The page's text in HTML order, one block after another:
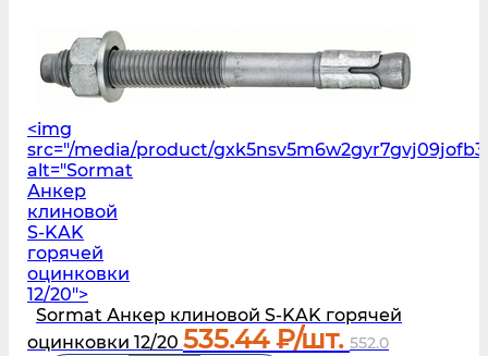
<img
src="/media/product/
alt="Sormat
Анкер
клиновой
S‑KAK
горячей
оцинковки
12/20">
Sormat Анкер клиновой S‑KAK горячей
оцинковки 12/20 535.44₽/шт. 552.0